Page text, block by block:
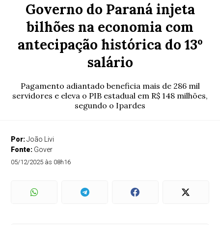
Governo do Paraná injeta
bilhões na economia com
antecipação histórica do 13º
salário
Pagamento adiantado beneficia mais de 286 mil
servidores e eleva o PIB estadual em R$ 148 milhões,
segundo o Ipardes
Por:João Livi
Fonte: Gover
05/12/2025 às 08h16